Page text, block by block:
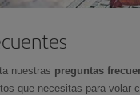
nuestras preguntas
que necesitas para volar